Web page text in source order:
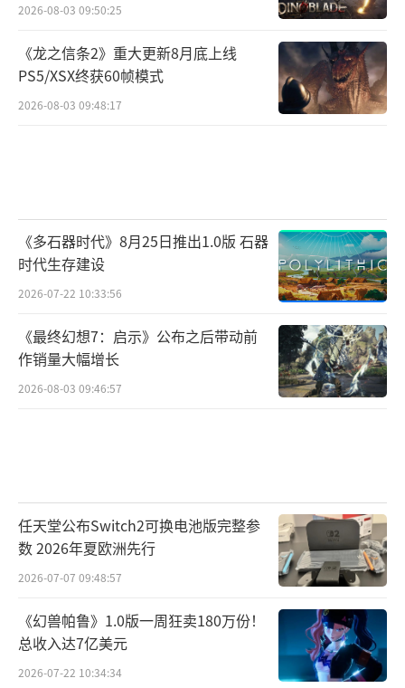
2026-08-03 09:50:25
《龙之信条2》重大更新8月底上线
PS5/XSX终获60帧模式
2026-08-03 09:48:17
《多石器时代》8月25日推出1.0版 石器
时代生存建设
2026-07-22 10:33:56
《最终幻想7：启示》公布之后带动前
作销量大幅增长
2026-08-03 09:46:57
任天堂公布Switch2可换电池版完整参
数 2026年夏欧洲先行
2026-07-07 09:48:57
《幻兽帕鲁》1.0版一周狂卖180万份！
总收入达7亿美元
2026-07-22 10:34:34